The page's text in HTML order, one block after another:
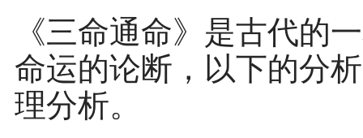
《三命通命》是古代的
命运的论断，以下的分
理分析。